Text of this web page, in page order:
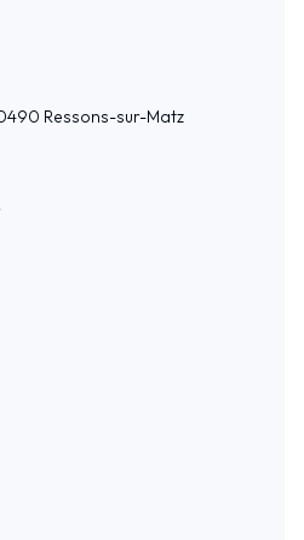
Ressons-sur-Matz